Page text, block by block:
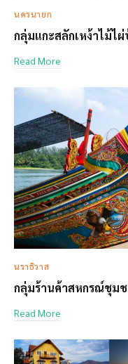
นครนายก
กลุ่มแกะสลักเหง้าไม้ไ
Read More
นราธิวาส
กลุ่มร้านค้าสหกรณ์ชุมช
Read More